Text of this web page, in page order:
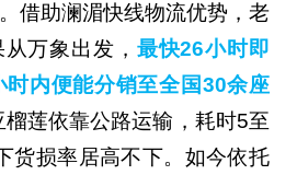
借助澜湄快线物流优势，老
万象出发， 最快26小时即
内便能分销至全国30余座
榴莲依靠公路运输，耗时5至
货损率居高不下。如今依托